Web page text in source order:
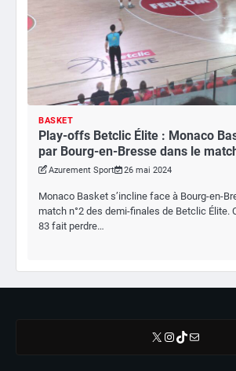
BASKET
Play-offs Betclic Élite : Monaco
par Bourg-en-Bresse dans le
Azurement Sport 26 mai 2024
Monaco Basket s’incline face à Bourg-en-
match n°2 des demi-finales de Betclic Élite.
83 fait perdre…
X Instagram
TikTok
E-mail